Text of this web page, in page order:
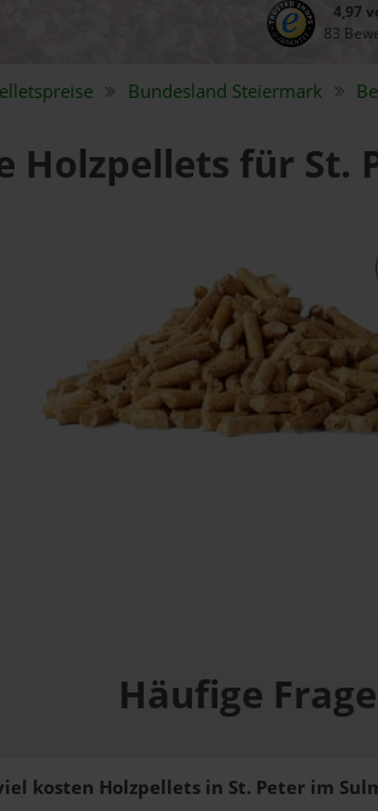
4,97
83
Bundesland Steiermark
Holzpellets für St.
Häufige
kosten Holzpellets in St. Peter im